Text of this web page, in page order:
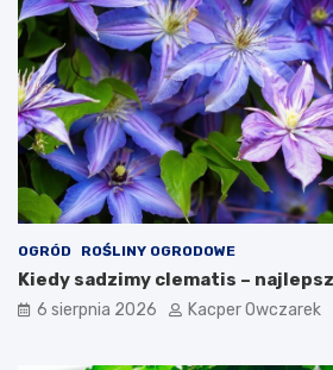
OGRÓD ROŚLINY OGRODOWE
Kiedy sadzimy clematis –
6 sierpnia 2026 Kacper Owczarek